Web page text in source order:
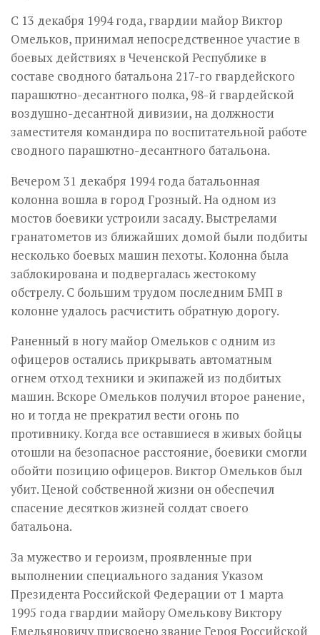
С 13 декабря 1994 года, гвардии майор Виктор
Омельков, принимал непосредственное участие в
боевых действиях в Чеченской Республике в
составе сводного батальона 217-го гвардейского
парашютно-десантного полка, 98-й гвардейской
воздушно-десантной дивизии, на должности
заместителя командира по воспитательной работе
сводного парашютно-десантного батальона.
Вечером 31 декабря 1994 года батальонная
колонна вошла в город Грозный. На одном из
мостов боевики устроили засаду. Выстрелами
гранатометов из ближайших домой были подбиты
несколько боевых машин пехоты. Колонна была
заблокирована и подвергалась жестокому
обстрелу. С большим трудом последним БМП в
колонне удалось расчистить обратную дорогу.
Раненный в ногу майор Омельков с одним из
офицеров остались прикрывать автоматным
огнем отход техники и экипажей из подбитых
машин. Вскоре Омельков получил второе ранение,
но и тогда не прекратил вести огонь по
противнику. Когда все оставшиеся в живых бойцы
отошли на безопасное расстояние, боевики смогли
обойти позицию офицеров. Виктор Омельков был
убит. Ценой собственной жизни он обеспечил
спасение десятков жизней солдат своего
батальона.
За мужество и героизм, проявленные при
выполнении специального задания Указом
Президента Российской Федерации от 1 марта
1995 года гвардии майору Омелькову Виктору
Емельяновичу присвоено звание Героя Российской